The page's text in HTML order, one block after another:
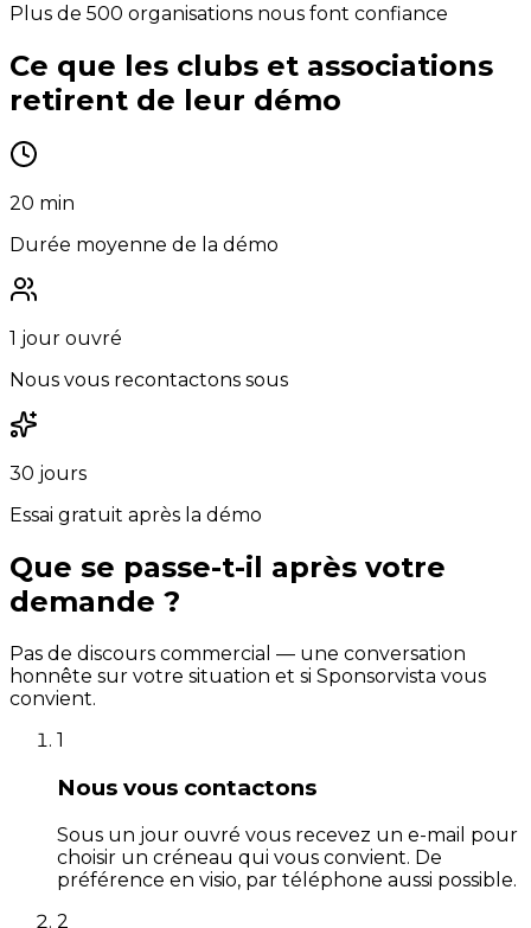
Plus de 500 organisations nous font confiance
Ce que les clubs et associations
retirent de leur démo
20 min
Durée moyenne de la démo
1 jour ouvré
Nous vous recontactons sous
30 jours
Essai gratuit après la démo
Que se passe-t-il après votre
demande ?
Pas de discours commercial — une conversation
honnête sur votre situation et si Sponsorvista vous
convient.
1
Nous vous contactons
Sous un jour ouvré vous recevez un e-mail pour
choisir un créneau qui vous convient. De
préférence en visio, par téléphone aussi possible.
2